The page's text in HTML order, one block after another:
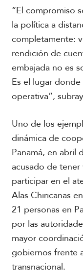
“El compromiso
la política a
completamente:
rendición de
embajada no es
Es el lugar
operativa”,
Uno de los
dinámica de
Panamá, en abril
acusado de
participar en el
Alas Chiricanas
21 personas en
por las
mayor
gobiernos frente
transnacional.